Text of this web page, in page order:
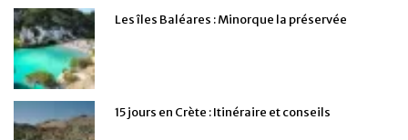
Les îles Baléares : Minorque la préservée
15 jours en Crète : Itinéraire et conseils